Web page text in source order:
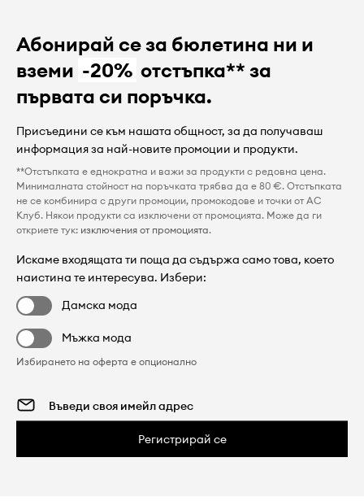
Абонирай се за бюлетина ни и
вземи -20% отстъпка** за
първата си поръчка.
Присъедини се към нашата общност, за да получаваш
информация за най-новите промоции и продукти.
**Отстъпката е еднократна и важи за продукти с редовна цена.
Минималната стойност на поръчката трябва да е 80 €. Отстъпката
не се комбинира с други промоции, промокодове и точки от AC
Клуб. Някои продукти са изключени от промоцията. Може да ги
откриете тук: изключения от промоцията.
Искаме входящата ти поща да съдържа само това, което
наистина те интересува. Избери:
Дамска мода
Мъжка мода
Избирането на оферта е опционално
Регистрирай се